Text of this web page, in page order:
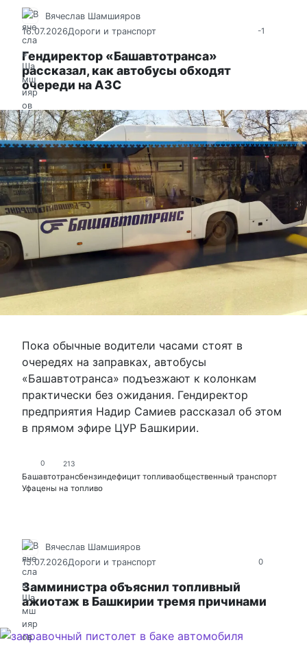
-1
Вячеслав Шамшияров
16.07.2026Дороги и транспорт
Гендиректор «Башавтотранса»
рассказал, как автобусы обходят
очереди на АЗС
Пока обычные водители часами стоят в
очередях на заправках, автобусы
«Башавтотранса» подъезжают к колонкам
практически без ожидания. Гендиректор
предприятия Надир Самиев рассказал об этом
в прямом эфире ЦУР Башкирии.
0 213
Башавтотрансбензиндефицит топливаобщественный транспорт
Уфацены на топливо
0
Вячеслав Шамшияров
15.07.2026Дороги и транспорт
Замминистра объяснил топливный
ажиотаж в Башкирии тремя причинами